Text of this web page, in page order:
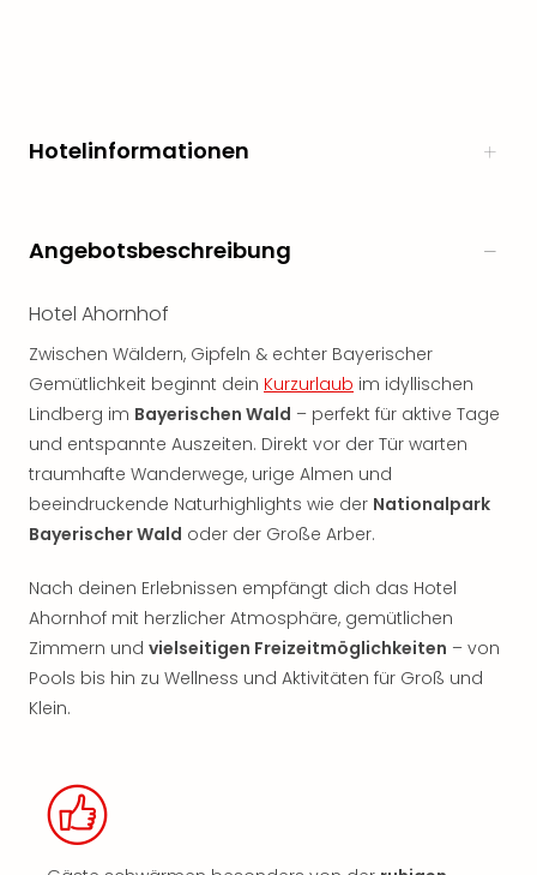
Hotelinformationen
Angebotsbeschreibung
Hotel Ahornhof
Zwischen Wäldern, Gipfeln & echter Bayerischer
Gemütlichkeit beginnt dein Kurzurlaub im idyllischen
Lindberg im Bayerischen Wald – perfekt für aktive Tage
und entspannte Auszeiten. Direkt vor der Tür warten
traumhafte Wanderwege, urige Almen und
beeindruckende Naturhighlights wie der Nationalpark
Bayerischer Wald oder der Große Arber.
Nach deinen Erlebnissen empfängt dich das Hotel
Ahornhof mit herzlicher Atmosphäre, gemütlichen
Zimmern und vielseitigen Freizeitmöglichkeiten – von
Pools bis hin zu Wellness und Aktivitäten für Groß und
Klein.